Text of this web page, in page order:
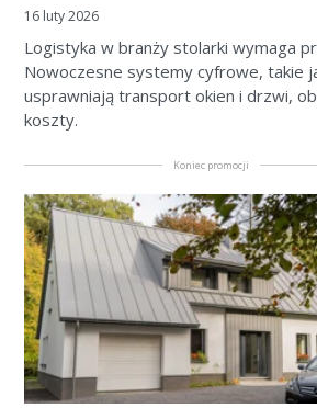
16 luty 2026
Logistyka w branży stolarki wymaga
Nowoczesne systemy cyfrowe, takie
usprawniają transport okien i drzwi,
koszty.
Koniec promocji